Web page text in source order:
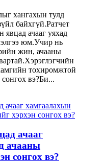
хангахын тулд
байхгүй.Ратчет
явцад ачааг уяхад
юм.Учир нь
жин, ачааны
тохиромжтой
вэ?Би...
ачааг
ачааны
сонгох вэ?